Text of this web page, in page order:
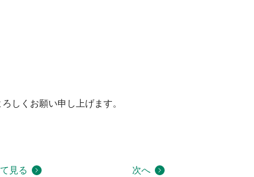
しくお願い申し上げます。
見る 次へ